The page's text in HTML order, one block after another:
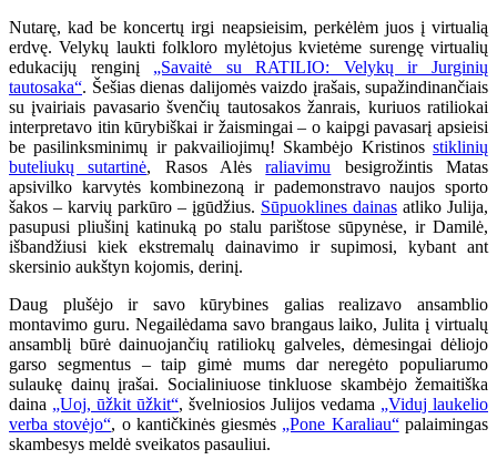
Nutarę, kad be koncertų irgi neapsieisim, perkėlėm juos į virtualią
erdvę. Velykų laukti folkloro mylėtojus kvietėme surengę virtualių
edukacijų renginį „Savaitė su RATILIO: Velykų ir Jurginių
tautosaka“. Šešias dienas dalijomės vaizdo įrašais, supažindinančiais
su įvairiais pavasario švenčių tautosakos žanrais, kuriuos ratiliokai
interpretavo itin kūrybiškai ir žaismingai – o kaipgi pavasarį apsieisi
be pasilinksminimų ir pakvailiojimų! Skambėjo Kristinos stiklinių
buteliukų sutartinė, Rasos Alėsraliavimu besigrožintis Matas
apsivilko karvytės kombinezoną ir pademonstravo naujos sporto
šakos – karvių parkūro – įgūdžius. Sūpuoklines dainas atliko Julija,
pasupusi pliušinį katinuką po stalu parištose sūpynėse, ir Damilė,
išbandžiusi kiek ekstremalų dainavimo ir supimosi, kybant ant
skersinio aukštyn kojomis, derinį.
Daug plušėjo ir savo kūrybines galias realizavo ansamblio
montavimo guru. Negailėdama savo brangaus laiko, Julita į virtualų
ansamblį būrė dainuojančių ratiliokų galveles, dėmesingai dėliojo
garso segmentus – taip gimė mums dar neregėto populiarumo
sulaukę dainų įrašai. Socialiniuose tinkluose skambėjo žemaitiška
daina „Uoj, ūžkit ūžkit“, švelniosios Julijos vedama „Viduj laukelio
verba stovėjo“, o kantičkinės giesmės „Pone Karaliau“palaimingas
skambesys meldė sveikatos pasauliui.